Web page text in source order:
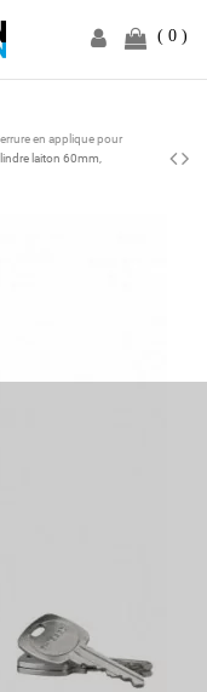
0
en applique pour
laiton 60mm,